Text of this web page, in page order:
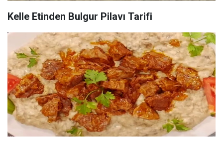
Kelle Etinden Bulgur Pilavı Tarifi